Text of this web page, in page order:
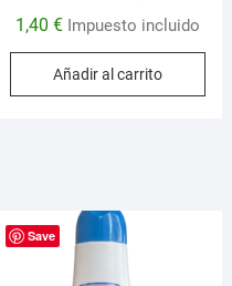
1,40€ Impuesto incluido
Añadir al carrito
Save